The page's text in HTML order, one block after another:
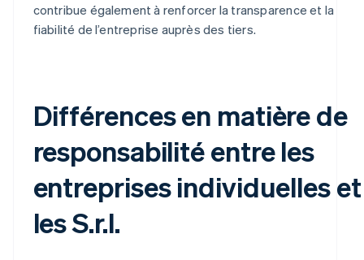
contribue également à renforcer la transparence et la
fiabilité de l’entreprise auprès des tiers.
Différences en matière de
responsabilité entre les
entreprises individuelles et
les S.r.l.